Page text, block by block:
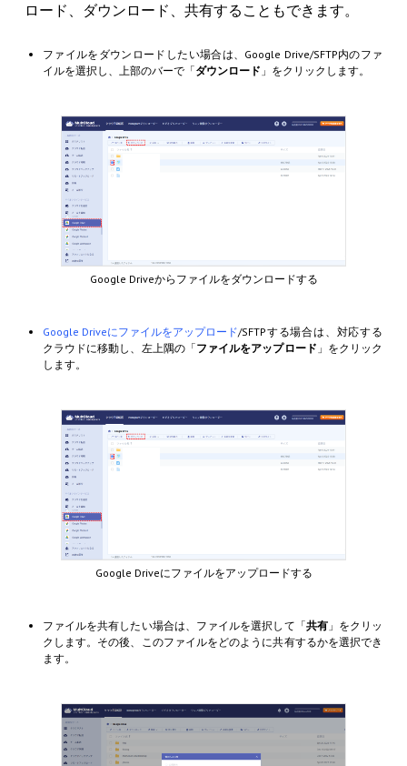
ロード、ダウンロード、共有することもできます。
ファイルをダウンロードしたい場合は、Google Drive/SFTP内のファ
イルを選択し、上部のバーで「ダウンロード 」をクリックします。
Google Driveからファイルをダウンロードする
Google Driveにファイルをアップロード/SFTPする場合は、対応する
クラウドに移動し、左上隅の「ファイルをアップロード 」をクリック
します。
Google Driveにファイルをアップロードする
ファイルを共有したい場合は、ファイルを選択して「共有」をクリッ
クします。その後、このファイルをどのように共有するかを選択でき
ます。